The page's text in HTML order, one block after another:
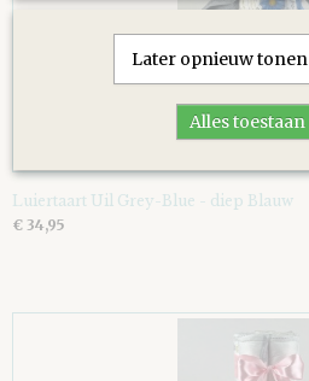
Luiertaart Uil Grey-Blue - diep Blauw
€ 34,95
Later opnieuw tonen
Alles toestaan